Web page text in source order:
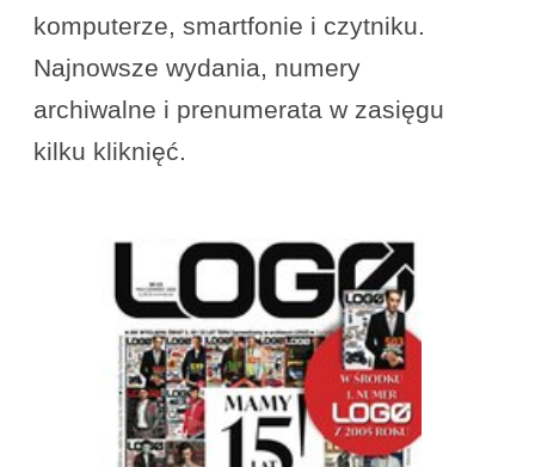
komputerze, smartfonie i czytniku.
Najnowsze wydania, numery
archiwalne i prenumerata w zasięgu
kilku kliknięć.